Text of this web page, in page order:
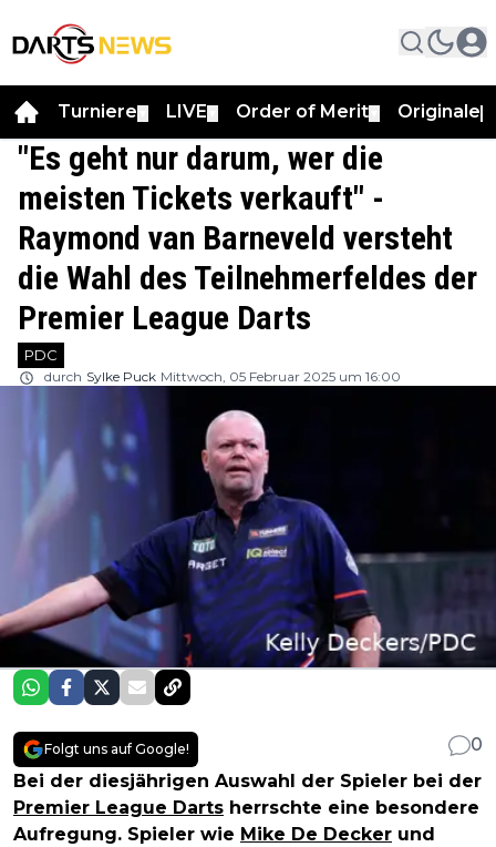
Turniere LIVE Order of Merit Originale
"Es geht nur darum, wer die
meisten Tickets verkauft" -
Raymond van Barneveld versteht
die Wahl des Teilnehmerfeldes der
Premier League Darts
PDC
durch Sylke Puck Mittwoch, 05 Februar 2025 um 16:00
Folgt uns auf Google!
0
Bei der diesjährigen Auswahl der Spieler bei der
Premier League Darts herrschte eine besondere
Aufregung. Spieler wie Mike De Decker und